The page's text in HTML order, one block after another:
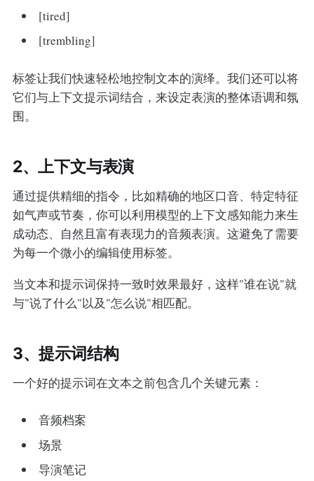
[tired]
[trembling]
标签让我们快速轻松地控制文本的演绎。我们还可以将
它们与上下文提示词结合，来设定表演的整体语调和氛
围。
2、上下文与表演
通过提供精细的指令，比如精确的地区口音、特定特征
如气声或节奏，你可以利用模型的上下文感知能力来生
成动态、自然且富有表现力的音频表演。这避免了需要
为每一个微小的编辑使用标签。
当文本和提示词保持一致时效果最好，这样"谁在说"就
与"说了什么"以及"怎么说"相匹配。
3、提示词结构
一个好的提示词在文本之前包含几个关键元素：
音频档案
场景
导演笔记